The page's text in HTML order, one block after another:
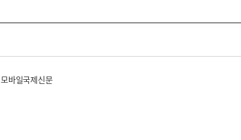
모바일국제신문